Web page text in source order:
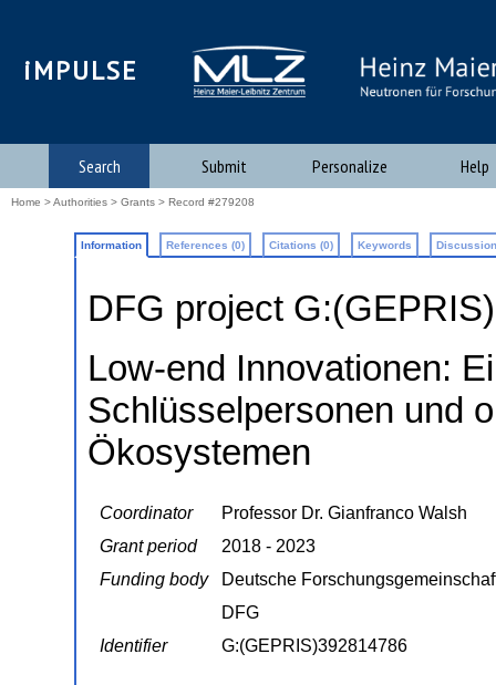
iMPULSE
Search Submit Personalize Help
Home >Authorities > Grants > Record #279208
Information References (0) Citations (0) Keywords
DFG project
Low-end Innovationen:
Schlüsselpersonen und
Ökosystemen
Coordinator
Professor Dr. Gianfranco Walsh
Grant period
2018 - 2023
Funding body
Deutsche
DFG
Identifier
G:(GEPRIS)392814786